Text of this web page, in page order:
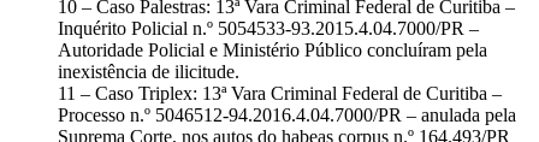
10 – Caso Palestras: 13ª Vara Criminal Federal de Curitiba –
Inquérito Policial n.º 5054533-93.2015.4.04.7000/PR –
Autoridade Policial e Ministério Público concluíram pela
inexistência de ilicitude.
11 – Caso Triplex: 13ª Vara Criminal Federal de Curitiba –
Processo n.º 5046512-94.2016.4.04.7000/PR – anulada pela
Suprema Corte, nos autos do habeas corpus n.º 164.493/PR